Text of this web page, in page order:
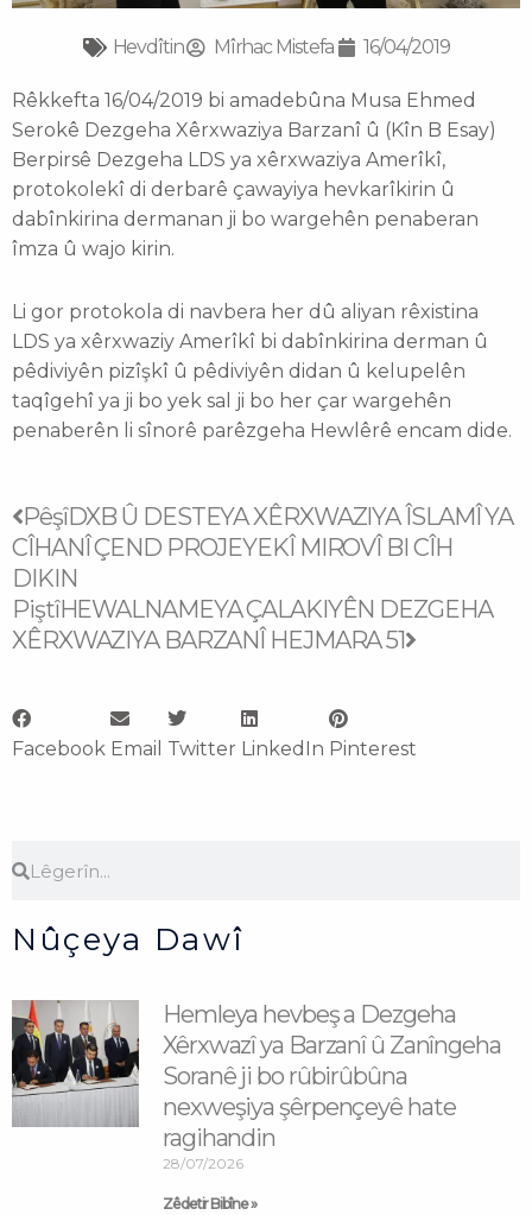
Hevdîtin Mîrhac Mistefa 16/04/2019
Rêkkefta 16/04/2019 bi amadebûna Musa Ehmed
Serokê Dezgeha Xêrxwaziya Barzanî û (Kîn B Esay)
Berpirsê Dezgeha LDS ya xêrxwaziya Amerîkî,
protokolekî di derbarê çawayiya hevkarîkirin û
dabînkirina dermanan ji bo wargehên penaberan
îmza û wajo kirin.
Li gor protokola di navbera her dû aliyan rêxistina
LDS ya xêrxwaziy Amerîkî bi dabînkirina derman û
pêdiviyên pizîşkî û pêdiviyên didan û kelupelên
taqîgehî ya ji bo yek sal ji bo her çar wargehên
penaberên li sînorê parêzgeha Hewlêrê encam dide.
Prev
PêşîDXB Û DESTEYA XÊRXWAZIYA ÎSLAMÎ YA
CÎHANÎ ÇEND PROJEYEKÎ MIROVÎ BI CÎH
DIKIN
PiştîHEWALNAMEYA ÇALAKIYÊN DEZGEHA
XÊRXWAZIYA BARZANÎ HEJMARA 51
Next
Facebook Email Twitter LinkedIn Pinterest
Nûçeya Dawî
Hemleya hevbeş a Dezgeha
Xêrxwazî ya Barzanî û Zanîngeha
Soranê ji bo rûbirûbûna
nexweşiya şêrpençeyê hate
ragihandin
28/07/2026
Zêdetir Bibîne »